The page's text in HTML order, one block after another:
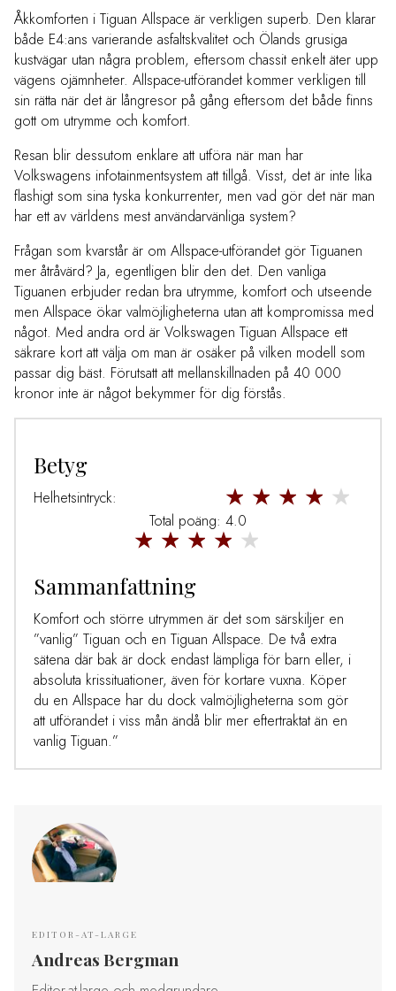
Åkkomforten i Tiguan Allspace är verkligen superb. Den klarar
både E4:ans varierande asfaltskvalitet och Ölands grusiga
kustvägar utan några problem, eftersom chassit enkelt äter upp
vägens ojämnheter. Allspace-utförandet kommer verkligen till
sin rätta när det är långresor på gång eftersom det både finns
gott om utrymme och komfort.
Resan blir dessutom enklare att utföra när man har
Volkswagens infotainmentsystem att tillgå. Visst, det är inte lika
flashigt som sina tyska konkurrenter, men vad gör det när man
har ett av världens mest användarvänliga system?
Frågan som kvarstår är om Allspace-utförandet gör Tiguanen
mer åtråvärd? Ja, egentligen blir den det. Den vanliga
Tiguanen erbjuder redan bra utrymme, komfort och utseende
men Allspace ökar valmöjligheterna utan att kompromissa med
något. Med andra ord är Volkswagen Tiguan Allspace ett
säkrare kort att välja om man är osäker på vilken modell som
passar dig bäst. Förutsatt att mellanskillnaden på 40 000
kronor inte är något bekymmer för dig förstås.
Betyg
Helhetsintryck:
Total poäng: 4.0
Sammanfattning
Komfort och större utrymmen är det som särskiljer en
”vanlig” Tiguan och en Tiguan Allspace. De två extra
sätena där bak är dock endast lämpliga för barn eller, i
absoluta krissituationer, även för kortare vuxna. Köper
du en Allspace har du dock valmöjligheterna som gör
att utförandet i viss mån ändå blir mer eftertraktat än en
vanlig Tiguan.”
EDITOR-AT-LARGE
Andreas Bergman